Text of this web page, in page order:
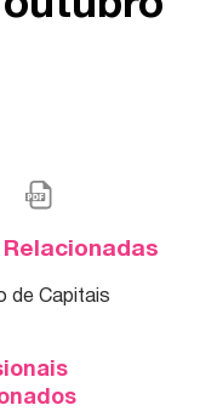
de Capitais